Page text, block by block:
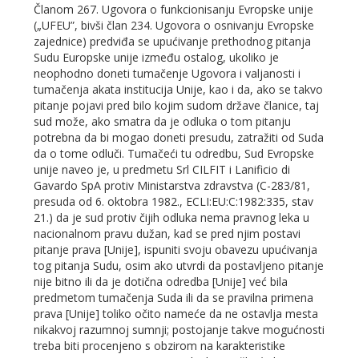
Članom 267. Ugovora o funkcionisanju Evropske unije
(„UFEU”, bivši član 234. Ugovora o osnivanju Evropske
zajednice) predviđa se upućivanje prethodnog pitanja
Sudu Europske unije između ostalog, ukoliko je
neophodno doneti tumačenje Ugovora i valjanosti i
tumačenja akata institucija Unije, kao i da, ako se takvo
pitanje pojavi pred bilo kojim sudom države članice, taj
sud može, ako smatra da je odluka o tom pitanju
potrebna da bi mogao doneti presudu, zatražiti od Suda
da o tome odluči. Tumačeći tu odredbu, Sud Evropske
unije naveo je, u predmetu Srl CILFIT i Lanificio di
Gavardo SpA protiv Ministarstva zdravstva (C-283/81,
presuda od 6. oktobra 1982., ECLI:EU:C:1982:335, stav
21.) da je sud protiv čijih odluka nema pravnog leka u
nacionalnom pravu dužan, kad se pred njim postavi
pitanje prava [Unije], ispuniti svoju obavezu upućivanja
tog pitanja Sudu, osim ako utvrdi da postavljeno pitanje
nije bitno ili da je dotična odredba [Unije] već bila
predmetom tumačenja Suda ili da se pravilna primena
prava [Unije] toliko očito nameće da ne ostavlja mesta
nikakvoj razumnoj sumnji; postojanje takve mogućnosti
treba biti procenjeno s obzirom na karakteristike